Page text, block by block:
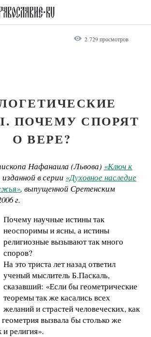
2 729 просмотров
ПОЧЕМУ СПОРЯТ
О ВЕРЕ?
Нафанаила (Львова) «Ключ к
изданной в серии «Духовное наследие
, выпущенной Сретенским
г.
Почему научные истины так
неоспоримы и ясны, а истины
религиозные вызывают так много
споров?
На это триста лет назад ответил
ученый мыслитель Б.Паскаль,
сказавший: «Если бы геометрические
теоремы так же касались всех
желаний и страстей человеческих, как
вызвала бы столько же
религия».